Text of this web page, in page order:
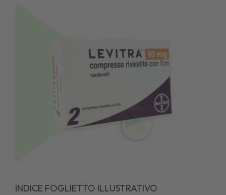
INDICE FOGLIETTO ILLUSTRATIVO